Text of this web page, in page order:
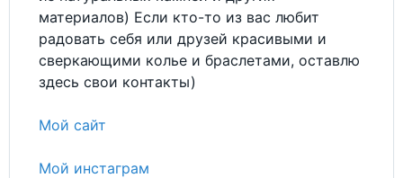
материалов) Если кто-то из вас любит
радовать себя или друзей красивыми и
сверкающими колье и браслетами, оставлю
здесь свои контакты)
Мой сайт
Мой инстаграм